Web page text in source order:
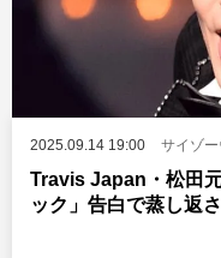
2025.09.14 19:00 サイゾ
Travis Japan・松田
ック」告白で蒸し返